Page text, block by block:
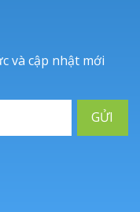
và cập nhật mới
GỬI